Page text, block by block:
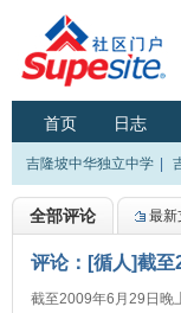
首页 日志
吉隆坡中华独立中学
全部评论 最新
评论：[循人]截
截至2009年6月29日晚